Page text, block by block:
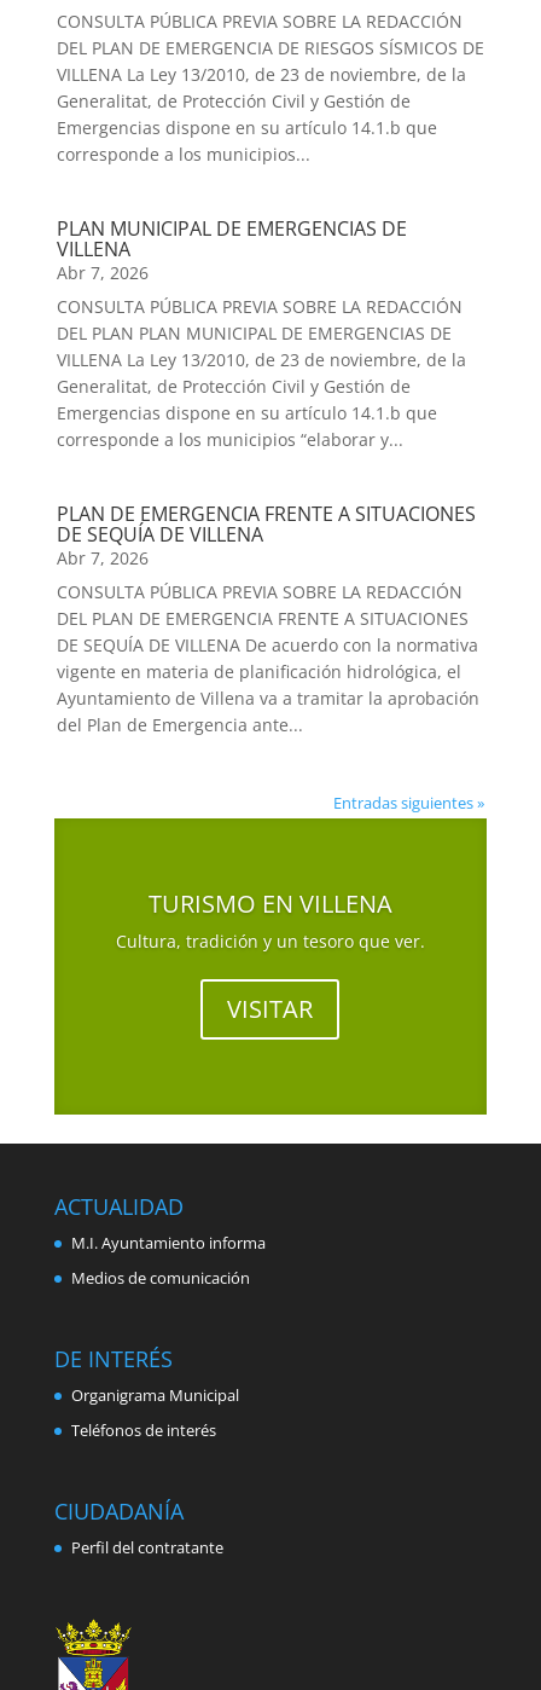
CONSULTA PÚBLICA PREVIA SOBRE LA REDACCIÓN
DEL PLAN DE EMERGENCIA DE RIESGOS SÍSMICOS DE
VILLENA La Ley 13/2010, de 23 de noviembre, de la
Generalitat, de Protección Civil y Gestión de
Emergencias dispone en su artículo 14.1.b que
corresponde a los municipios...
PLAN MUNICIPAL DE EMERGENCIAS DE
VILLENA
Abr 7, 2026
CONSULTA PÚBLICA PREVIA SOBRE LA REDACCIÓN
DEL PLAN PLAN MUNICIPAL DE EMERGENCIAS DE
VILLENA La Ley 13/2010, de 23 de noviembre, de la
Generalitat, de Protección Civil y Gestión de
Emergencias dispone en su artículo 14.1.b que
corresponde a los municipios “elaborar y...
PLAN DE EMERGENCIA FRENTE A SITUACIONES
DE SEQUÍA DE VILLENA
Abr 7, 2026
CONSULTA PÚBLICA PREVIA SOBRE LA REDACCIÓN
DEL PLAN DE EMERGENCIA FRENTE A SITUACIONES
DE SEQUÍA DE VILLENA De acuerdo con la normativa
vigente en materia de planificación hidrológica, el
Ayuntamiento de Villena va a tramitar la aprobación
del Plan de Emergencia ante...
Entradas siguientes »
TURISMO EN VILLENA
Cultura, tradición y un tesoro que ver.
VISITAR
ACTUALIDAD
M.I. Ayuntamiento informa
Medios de comunicación
DE INTERÉS
Organigrama Municipal
Teléfonos de interés
CIUDADANÍA
Perfil del contratante